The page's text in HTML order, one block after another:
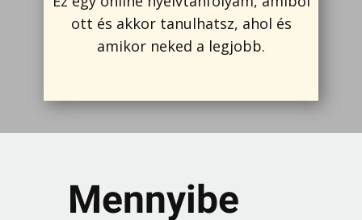
ott és akkor tanulhatsz, ahol és
amikor neked a legjobb.
Mennyibe